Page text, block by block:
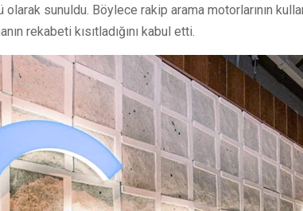
olarak sunuldu. Böylece rakip arama motorlarının
rekabeti kısıtladığını kabul etti.